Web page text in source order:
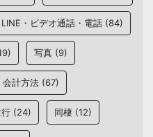
LINE・ビデオ通話・電話 (84)
写真 (9)
会計方法 (67)
(24) 同棲 (12)